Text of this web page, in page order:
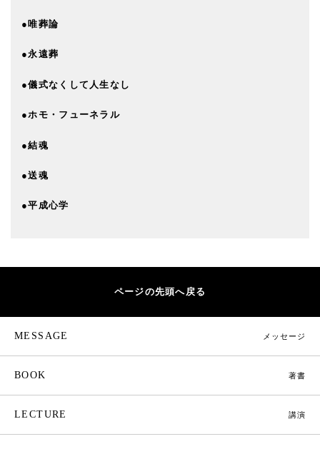
●唯葬論
●永遠葬
●儀式なくして人生なし
●ホモ・フューネラル
●結魂
●送魂
●平成心学
ページの先頭へ戻る
MESSAGE メッセージ
BOOK 著書
LECTURE 講演